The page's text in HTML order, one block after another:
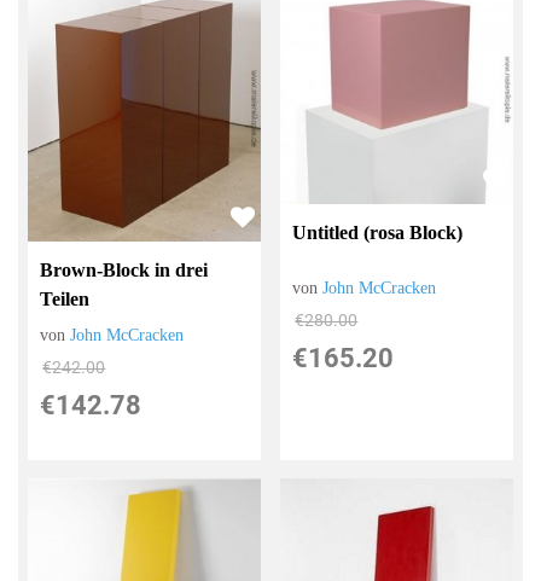
Brown-Block in drei
Teilen
vonJohn McCracken
€242.00
€142.78
Untitled (rosa Block)
vonJohn McCracken
€280.00
€165.20